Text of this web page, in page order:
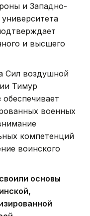
и Западно-
и высшего
Сил воздушной
Тимур
обеспечивает
военных
компетенций
воинского
основы